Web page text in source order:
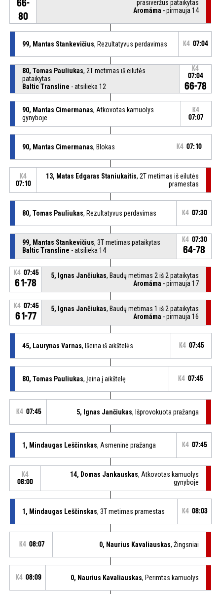
66-
80
prasiveržus pataikytas
Aromáma - pirmauja 14
99, Mantas Stankevičius, Rezultatyvus perdavimas K4 07:04
80, Tomas Pauliukas, 2T metimas iš eilutės
pataikytas
Baltic Transline - atsilieka 12
K4
07:04
66-78
90, Mantas Cimermanas, Atkovotas kamuolys
gynyboje
K4
07:07
90, Mantas Cimermanas, Blokas K4 07:10
K4
07:10
13, Matas Edgaras Staniukaitis, 2T metimas iš eilutės
pramestas
80, Tomas Pauliukas, Rezultatyvus perdavimas K4 07:30
99, Mantas Stankevičius, 3T metimas pataikytas
Baltic Transline - atsilieka 14
K4 07:30
64-78
K4 07:45
61-78
5, Ignas Jančiukas, Baudų metimas 2 iš 2 pataikytas
Aromáma - pirmauja 17
K4 07:45
61-77
5, Ignas Jančiukas, Baudų metimas 1 iš 2 pataikytas
Aromáma - pirmauja 16
45, Laurynas Varnas, Išeina iš aikštelės K4 07:45
80, Tomas Pauliukas, Įeina į aikštelę K4 07:45
K4 07:45 5, Ignas Jančiukas, Išprovokuota pražanga
1, Mindaugas Leščinskas, Asmeninė pražanga K4 07:45
K4
08:00
14, Domas Jankauskas, Atkovotas kamuolys
gynyboje
1, Mindaugas Leščinskas, 3T metimas pramestas K4 08:03
K4 08:07 0, Naurius Kavaliauskas, Žingsniai
K4 08:09 0, Naurius Kavaliauskas, Perimtas kamuolys